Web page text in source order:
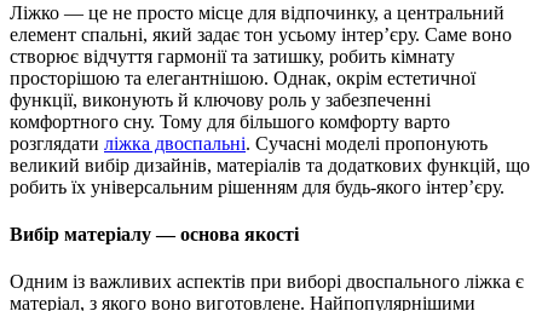
Ліжко — це не просто місце для відпочинку, а центральний
елемент спальні, який задає тон усьому інтер’єру. Саме воно
створює відчуття гармонії та затишку, робить кімнату
просторішою та елегантнішою. Однак, окрім естетичної
функції, виконують й ключову роль у забезпеченні
комфортного сну. Тому для більшого комфорту варто
розглядати ліжка двоспальні. Сучасні моделі пропонують
великий вибір дизайнів, матеріалів та додаткових функцій, що
робить їх універсальним рішенням для будь-якого інтер’єру.
Вибір матеріалу — основа якості
Одним із важливих аспектів при виборі двоспального ліжка є
матеріал, з якого воно виготовлене. Найпопулярнішими